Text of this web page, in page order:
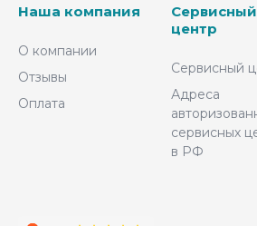
Наша компания
О компании
Отзывы
Оплата
Сервисный
центр
Сервисный
Адреса
сервисных
в РФ